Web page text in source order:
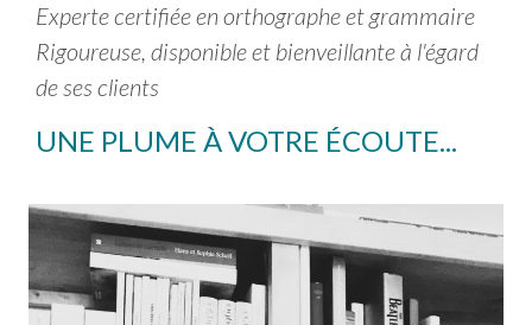
Experte certifiée en orthographe et grammaire
Rigoureuse, disponible et bienveillante à l'égard
de ses clients
UNE PLUME À VOTRE ÉCOUTE...